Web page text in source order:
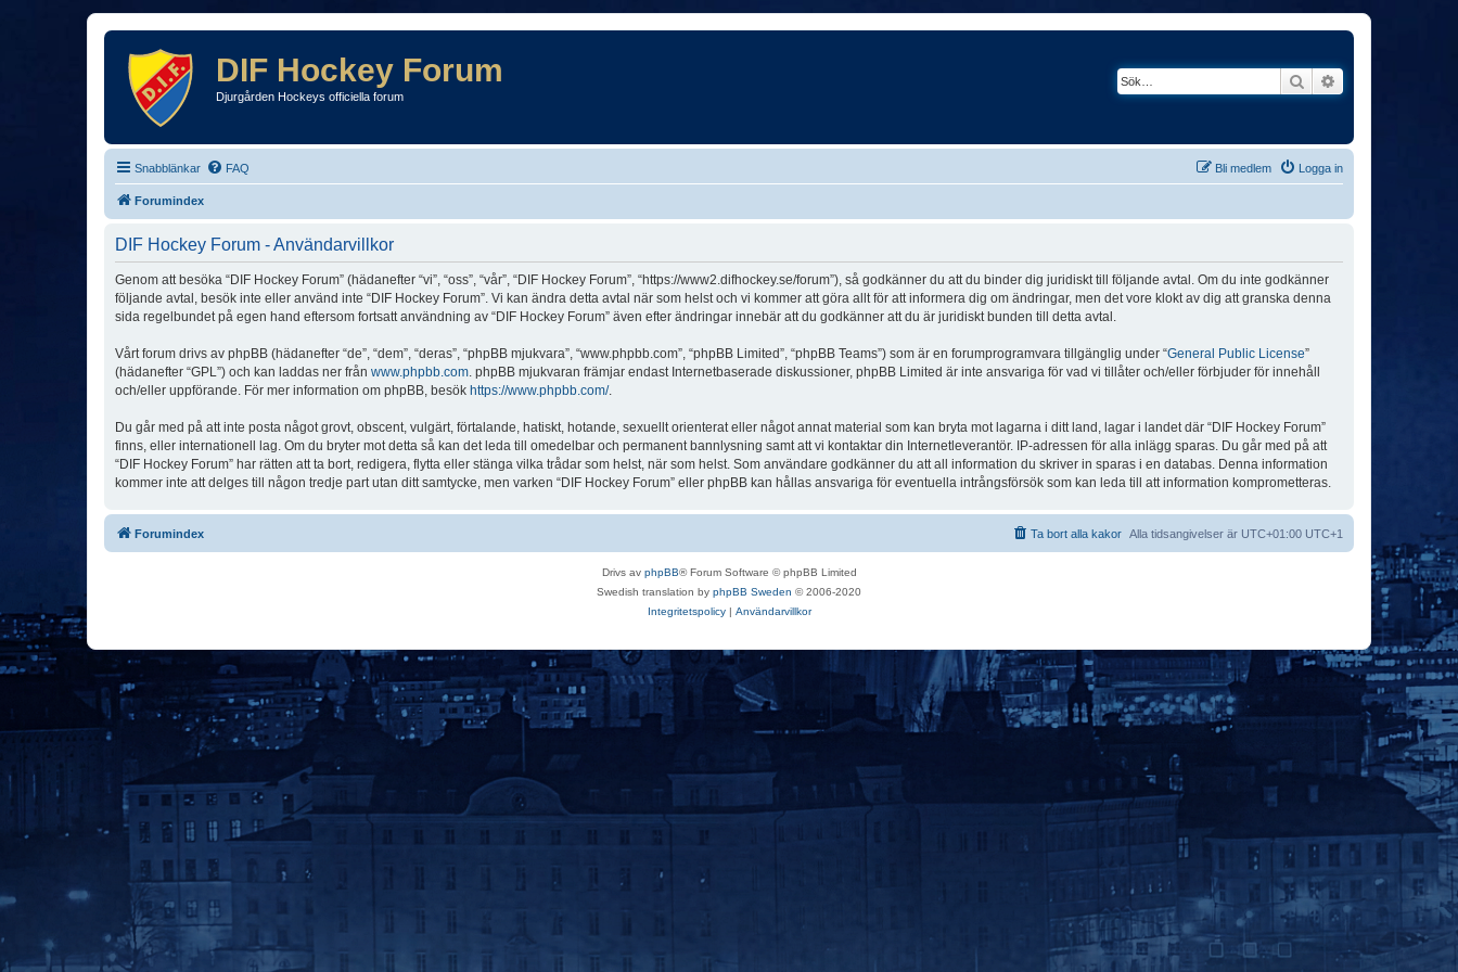
DIF Hockey Forum
Djurgården Hockeys officiella forum
Sök
Snabblänkar FAQ Logga in
Bli medlem
Forumindex
DIF Hockey Forum - Användarvillkor
Genom att besöka “DIF Hockey Forum” (hädanefter “vi”, “oss”, “vår”, “DIF Hockey Forum”, “https://www2.difhockey.se/forum”), så godkänner du att du binder dig juridiskt till följande avtal. Om du inte godkänner
följande avtal, besök inte eller använd inte “DIF Hockey Forum”. Vi kan ändra detta avtal när som helst och vi kommer att göra allt för att informera dig om ändringar, men det vore klokt av dig att granska denna
sida regelbundet på egen hand eftersom fortsatt användning av “DIF Hockey Forum” även efter ändringar innebär att du godkänner att du är juridiskt bunden till detta avtal.
Vårt forum drivs av phpBB (hädanefter “de”, “dem”, “deras”, “phpBB mjukvara”, “www.phpbb.com”, “phpBB Limited”, “phpBB Teams”) som är en forumprogramvara tillgänglig under “General Public License”
(hädanefter “GPL”) och kan laddas ner från www.phpbb.com. phpBB mjukvaran främjar endast Internetbaserade diskussioner, phpBB Limited är inte ansvariga för vad vi tillåter och/eller förbjuder för innehåll
och/eller uppförande. För mer information om phpBB, besök https://www.phpbb.com/.
Du går med på att inte posta något grovt, obscent, vulgärt, förtalande, hatiskt, hotande, sexuellt orienterat eller något annat material som kan bryta mot lagarna i ditt land, lagar i landet där “DIF Hockey Forum”
finns, eller internationell lag. Om du bryter mot detta så kan det leda till omedelbar och permanent bannlysning samt att vi kontaktar din Internetleverantör. IP-adressen för alla inlägg sparas. Du går med på att
“DIF Hockey Forum” har rätten att ta bort, redigera, flytta eller stänga vilka trådar som helst, när som helst. Som användare godkänner du att all information du skriver in sparas i en databas. Denna information
kommer inte att delges till någon tredje part utan ditt samtycke, men varken “DIF Hockey Forum” eller phpBB kan hållas ansvariga för eventuella intrångsförsök som kan leda till att information komprometteras.
Forumindex Alla tidsangivelser är UTC+01:00 UTC+1
Ta bort alla kakor
Drivs av phpBB® Forum Software © phpBB Limited
Swedish translation by phpBB Sweden © 2006-2020
Integritetspolicy| Användarvillkor